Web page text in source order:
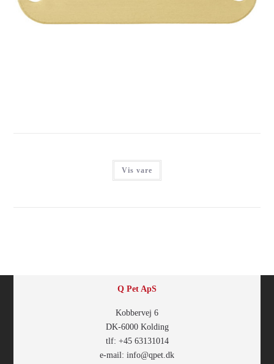
Vis vare
Q Pet ApS
Kobbervej 6
DK-6000 Kolding
tlf: +45 63131014
e-mail: info@qpet.dk